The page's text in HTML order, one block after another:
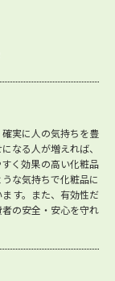
実に人の気持ちを豊
なる人が増えれば、
く効果の高い化粧品
な気持ちで化粧品に
す。また、有効性だ
の安全・安心を守れ